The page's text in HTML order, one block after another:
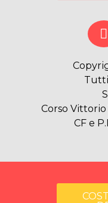
Corso Vittorio
CF e